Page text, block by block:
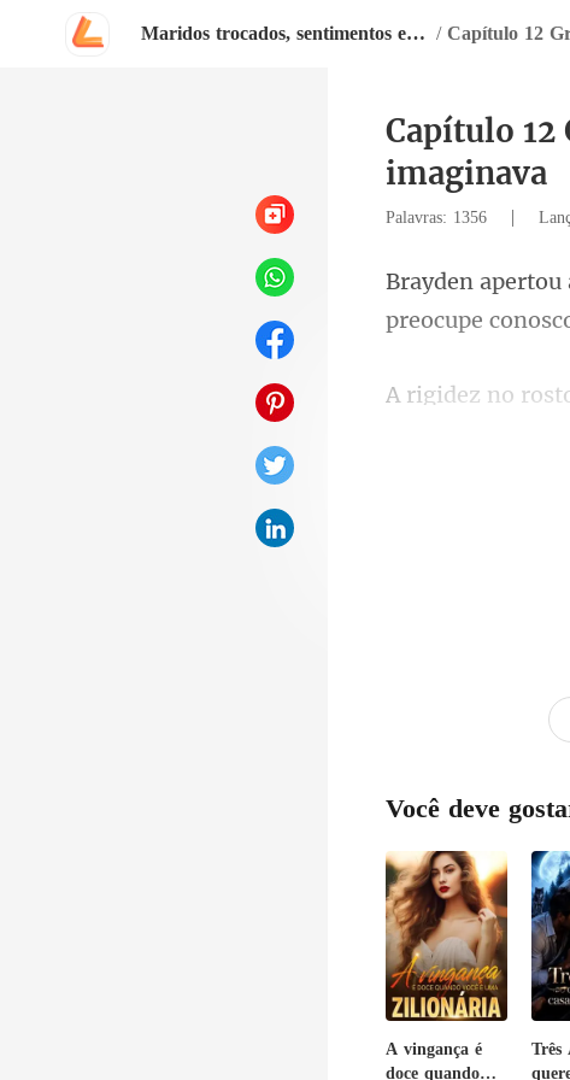
Maridos trocados, sentimentos emaranhados /
Capítulo 12
imaginava
Palavras: 1356 |
Você deve
A vingança é
doce quando
Três